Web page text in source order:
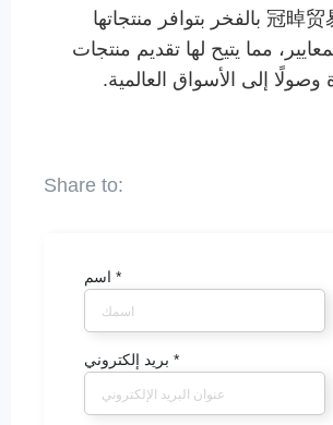
冠晫贸易有限公司 بالفخر بتوافر منتجاتها
مما يتيح لها تقديم منتجات
وصولًا إلى الأسواق العالمية.
*
*